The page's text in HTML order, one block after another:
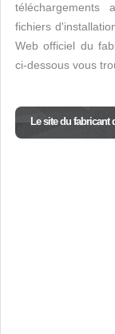
téléchargements
fichiers
Web officiel du
ci-dessous vous
Le site du fabricant